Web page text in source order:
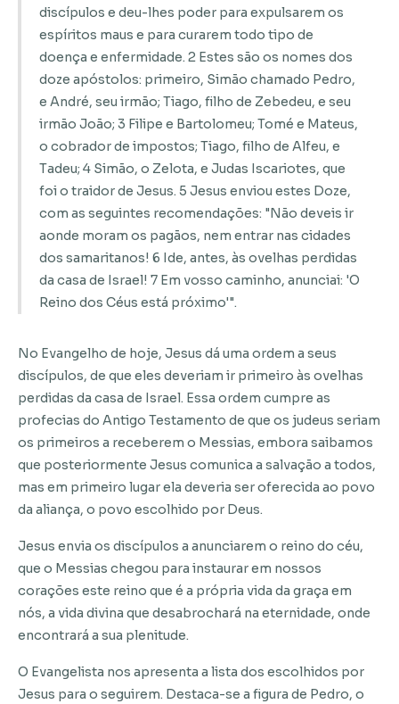
discípulos e deu-lhes poder para expulsarem os
espíritos maus e para curarem todo tipo de
doença e enfermidade. 2 Estes são os nomes dos
doze apóstolos: primeiro, Simão chamado Pedro,
e André, seu irmão; Tiago, filho de Zebedeu, e seu
irmão João; 3 Filipe e Bartolomeu; Tomé e Mateus,
o cobrador de impostos; Tiago, filho de Alfeu, e
Tadeu; 4 Simão, o Zelota, e Judas Iscariotes, que
foi o traidor de Jesus. 5 Jesus enviou estes Doze,
com as seguintes recomendações: "Não deveis ir
aonde moram os pagãos, nem entrar nas cidades
dos samaritanos! 6 Ide, antes, às ovelhas perdidas
da casa de Israel! 7 Em vosso caminho, anunciai: 'O
Reino dos Céus está próximo'".
No Evangelho de hoje, Jesus dá uma ordem a seus
discípulos, de que eles deveriam ir primeiro às ovelhas
perdidas da casa de Israel. Essa ordem cumpre as
profecias do Antigo Testamento de que os judeus seriam
os primeiros a receberem o Messias, embora saibamos
que posteriormente Jesus comunica a salvação a todos,
mas em primeiro lugar ela deveria ser oferecida ao povo
da aliança, o povo escolhido por Deus.
Jesus envia os discípulos a anunciarem o reino do céu,
que o Messias chegou para instaurar em nossos
corações este reino que é a própria vida da graça em
nós, a vida divina que desabrochará na eternidade, onde
encontrará a sua plenitude.
O Evangelista nos apresenta a lista dos escolhidos por
Jesus para o seguirem. Destaca-se a figura de Pedro, o